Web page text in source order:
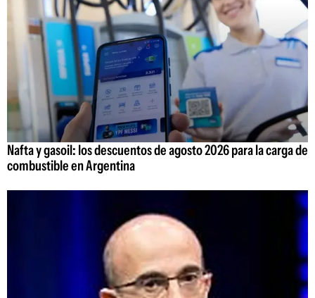
Nafta y gasoil: los descuentos de agosto 2026 para la carga de
combustible en Argentina